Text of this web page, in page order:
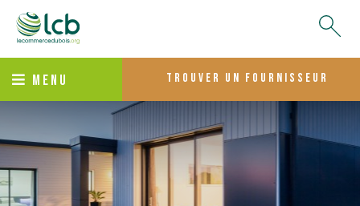
MENU trouver un fournisseur